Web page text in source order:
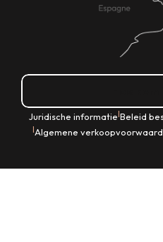
Juridische informatie|Beleid
|Algemene